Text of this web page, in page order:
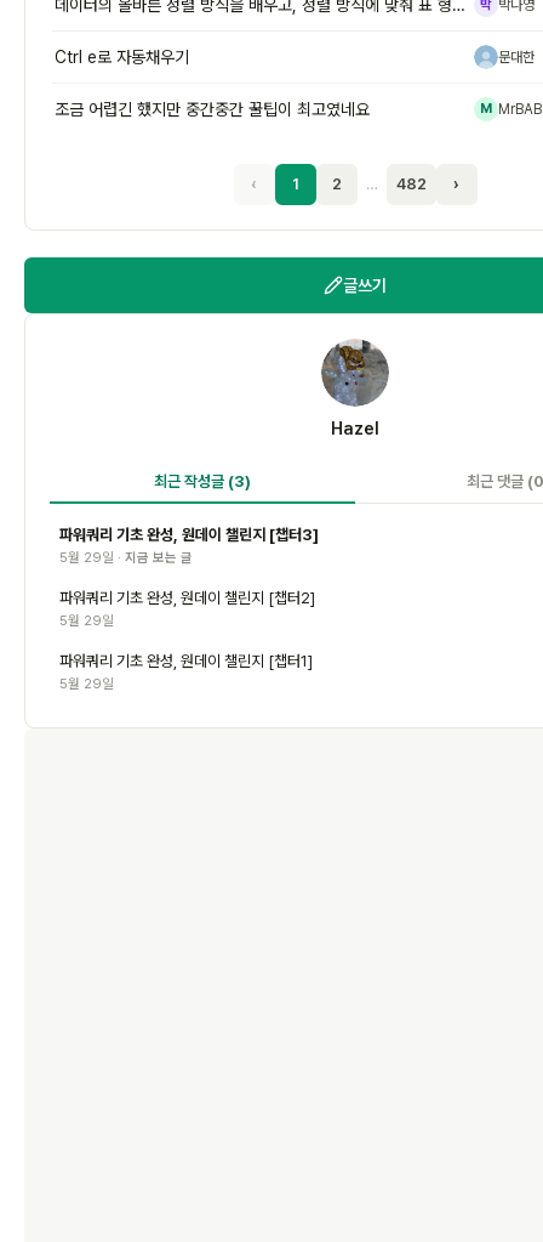
데이터의 올바른 정렬 방식을 배우고, 정렬 방식에 맞춰 표 형식으로 변환 박 박나영
Ctrl e로 자동채우기 문 문대한
조금 어렵긴 했지만 중간중간 꿀팁이 최고였네요 M
‹ 1 2 … 482 ›
글쓰기
H
Hazel
최근 작성글 (3) 최근 댓글
파워쿼리 기초 완성, 원데이 챌린지 [챕터3]
5월 29일 · 지금 보는 글
파워쿼리 기초 완성, 원데이 챌린지 [챕터2]
5월 29일
파워쿼리 기초 완성, 원데이 챌린지 [챕터1]
5월 29일